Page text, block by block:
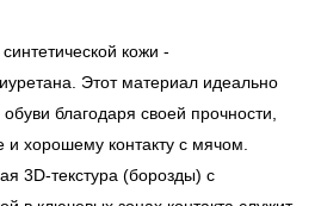
кожи -
Этот материал идеально
благодаря своей прочности,
и хорошему контакту с мячом.
3D-текстура (борозды) с